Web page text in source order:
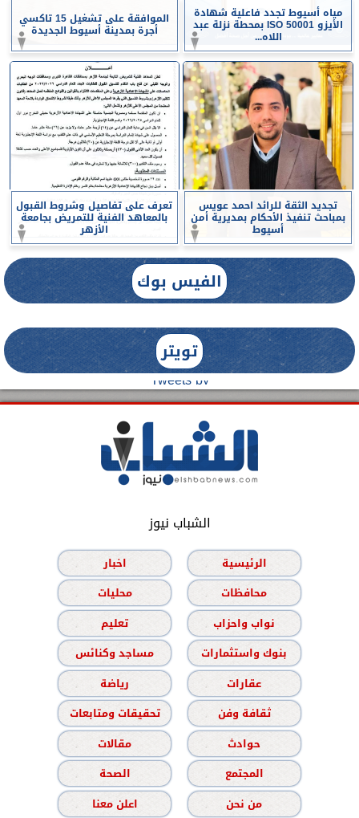
مياه أسيوط تجدد فاعلية شهادة
الأيزو ISO 50001 بمحطة نزلة عبد
اللاه...
الموافقة على تشغيل 15 تاكسي
أجرة بمدينة أسيوط الجديدة
تجديد الثقة للرائد احمد عويس
بمباحث تنفيذ الأحكام بمديرية أمن
أسيوط
تعرف على تفاصيل وشروط القبول
بالمعاهد الفنية للتمريض بجامعة
الأزهر
الفيس بوك
تويتر
Tweets by
الشباب نيوز
الرئيسية
اخبار
محافظات
محليات
نواب واحزاب
تعليم
بنوك واستثمارات
مساجد وكنائس
عقارات
رياضة
ثقافة وفن
تحقيقات ومتابعات
حوادث
مقالات
المجتمع
الصحة
من نحن
اعلن معنا